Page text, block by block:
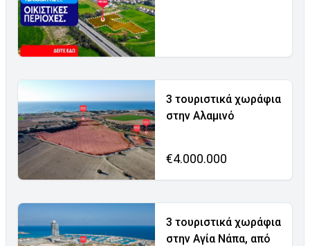
3 τουριστικά χωράφια
στην Αλαμινό
€4.000.000
3 τουριστικά χωράφια
στην Αγία Νάπα, από